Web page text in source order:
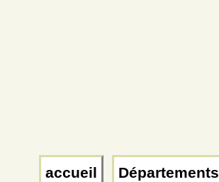
accueil Départements